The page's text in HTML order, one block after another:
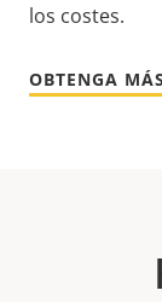
los costes.